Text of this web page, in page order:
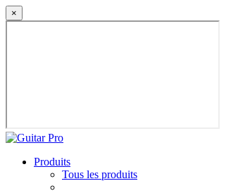
×
Produits
Tous les produits